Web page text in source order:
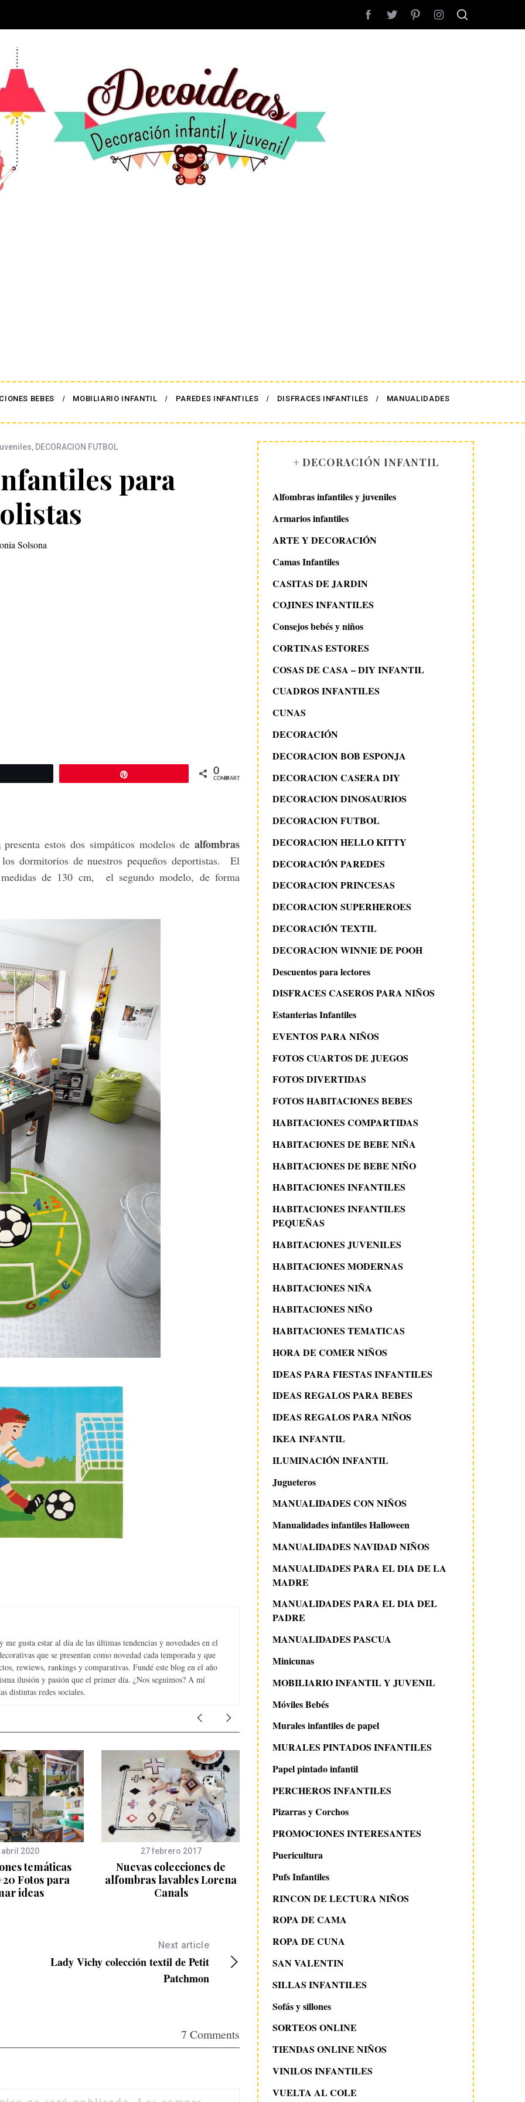
BEBES MOBILIARIO INFANTIL PAREDES INFANTILES DISFRACES INFANTILES MANUALIDADES
, DECORACION FUTBOL
para
Solsona
0
COMPARTIR
presenta estos dos simpáticos modelos dealfombras
dormitorios de nuestros pequeños deportistas. El
de 130 cm, el segundo modelo, de forma
gusta estar al día de las últimas tendencias y novedades en el
que se presentan como novedad cada temporada y que
rewiews, rankings y comparativas. Fundé este blog en el año
ilusión y pasión que el primer día. ¿Nos seguimos? A mí
distintas redes sociales.
abril 2020
temáticas
Fotos para
ideas
27 febrero 2017
Nuevas colecciones de
alfombras lavables Lorena
Canals
10 mayo 2016
alfombras redondas
Nobodinoz en Minimoi
29 diciembre 2014
Hazlo tú mismo:
campo de fútbol
Next article
Lady Vichy colección textil de Petit
Patchmon
7 Comments
+ DECORACIÓN INFANTIL
Alfombras infantiles y juveniles
Armarios infantiles
ARTE Y DECORACIÓN
Camas Infantiles
CASITAS DE JARDIN
COJINES INFANTILES
Consejos bebés y niños
CORTINAS ESTORES
COSAS DE CASA – DIY INFANTIL
CUADROS INFANTILES
CUNAS
DECORACIÓN
DECORACION BOB ESPONJA
DECORACION CASERA DIY
DECORACION DINOSAURIOS
DECORACION FUTBOL
DECORACION HELLO KITTY
DECORACIÓN PAREDES
DECORACION PRINCESAS
DECORACION SUPERHEROES
DECORACIÓN TEXTIL
DECORACION WINNIE DE POOH
Descuentos para lectores
DISFRACES CASEROS PARA NIÑOS
Estanterias Infantiles
EVENTOS PARA NIÑOS
FOTOS CUARTOS DE JUEGOS
FOTOS DIVERTIDAS
FOTOS HABITACIONES BEBES
HABITACIONES COMPARTIDAS
HABITACIONES DE BEBE NIÑA
HABITACIONES DE BEBE NIÑO
HABITACIONES INFANTILES
HABITACIONES INFANTILES
PEQUEÑAS
HABITACIONES JUVENILES
HABITACIONES MODERNAS
HABITACIONES NIÑA
HABITACIONES NIÑO
HABITACIONES TEMATICAS
HORA DE COMER NIÑOS
IDEAS PARA FIESTAS INFANTILES
IDEAS REGALOS PARA BEBES
IDEAS REGALOS PARA NIÑOS
IKEA INFANTIL
ILUMINACIÓN INFANTIL
Jugueteros
MANUALIDADES CON NIÑOS
Manualidades infantiles Halloween
MANUALIDADES NAVIDAD NIÑOS
MANUALIDADES PARA EL DIA DE LA
MADRE
MANUALIDADES PARA EL DIA DEL
PADRE
MANUALIDADES PASCUA
Minicunas
MOBILIARIO INFANTIL Y JUVENIL
Móviles Bebés
Murales infantiles de papel
MURALES PINTADOS INFANTILES
Papel pintado infantil
PERCHEROS INFANTILES
Pizarras y Corchos
PROMOCIONES INTERESANTES
Puericultura
Pufs Infantiles
RINCON DE LECTURA NIÑOS
ROPA DE CAMA
ROPA DE CUNA
SAN VALENTIN
SILLAS INFANTILES
Sofás y sillones
SORTEOS ONLINE
TIENDAS ONLINE NIÑOS
VINILOS INFANTILES
VUELTA AL COLE